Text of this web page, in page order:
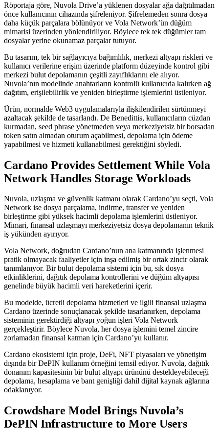
Röportaja göre, Nuvola Drive’a yüklenen dosyalar ağa dağıtılmadan
önce kullanıcının cihazında şifreleniyor. Şifrelemeden sonra dosya
daha küçük parçalara bölünüyor ve Vola Network’ün düğüm
mimarisi üzerinden yönlendiriliyor. Böylece tek tek düğümler tam
dosyalar yerine okunamaz parçalar tutuyor.
Bu tasarım, tek bir sağlayıcıya bağımlılık, merkezi altyapı riskleri ve
kullanıcı verilerine erişim üzerinde platform düzeyinde kontrol gibi
merkezi bulut depolamanın çeşitli zayıflıklarını ele alıyor.
Nuvola’nın modelinde anahtarların kontrolü kullanıcıda kalırken ağ
dağıtım, erişilebilirlik ve yeniden birleştirme işlemlerini üstleniyor.
Ürün, normalde Web3 uygulamalarıyla ilişkilendirilen sürtünmeyi
azaltacak şekilde de tasarlandı. De Benedittis, kullanıcıların cüzdan
kurmadan, seed phrase yönetmeden veya merkeziyetsiz bir borsadan
token satın almadan oturum açabilmesi, depolama için ödeme
yapabilmesi ve hizmeti kullanabilmesi gerektiğini söyledi.
Cardano Provides Settlement While Vola
Network Handles Storage Workloads
Nuvola, uzlaşma ve güvenlik katmanı olarak Cardano’yu seçti, Vola
Network ise dosya parçalama, indirme, transfer ve yeniden
birleştirme gibi yüksek hacimli depolama işlemlerini üstleniyor.
Mimari, finansal uzlaşmayı merkeziyetsiz dosya depolamanın teknik
iş yükünden ayırıyor.
Vola Network, doğrudan Cardano’nun ana katmanında işlenmesi
pratik olmayacak faaliyetler için inşa edilmiş bir ortak zincir olarak
tanımlanıyor. Bir bulut depolama sistemi için bu, sık dosya
etkinliklerini, dağıtık depolama kontrollerini ve düğüm altyapısı
genelinde büyük hacimli veri hareketlerini içerir.
Bu modelde, ücretli depolama hizmetleri ve ilgili finansal uzlaşma
Cardano üzerinde sonuçlanacak şekilde tasarlanırken, depolama
sisteminin gerektirdiği altyapı yoğun işleri Vola Network
gerçekleştirir. Böylece Nuvola, her dosya işlemini temel zincire
zorlamadan finansal katman için Cardano’yu kullanır.
Cardano ekosistemi için proje, DeFi, NFT piyasaları ve yönetişim
dışında bir DePIN kullanım örneğini temsil ediyor. Nuvola, dağıtık
donanım kapasitesinin bir bulut altyapı ürününü destekleyebileceği
depolama, hesaplama ve bant genişliği dahil dijital kaynak ağlarına
odaklanıyor.
Crowdshare Model Brings Nuvola’s
DePIN Infrastructure to More Users